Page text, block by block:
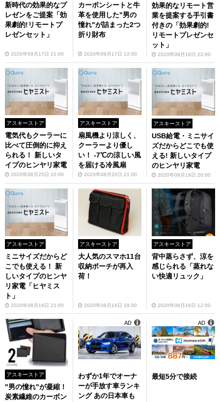
新時代の効果的なプ
レゼンをご提案「効
果劇的!リモートプ
レゼンセット」
2020年09月17日 21:00
カーボンシートと牛
革を使用した"男の
憧れ"が詰まった2つ
折り財布
2020年09月17日 12:00
効果的なリモート営
業を提案する手引書
付きの「効果劇的!
リモートプレゼンセ
ット」
2020年09月16日 22:00
アスキーストア
電気代もクーラーに
比べて圧倒的に抑え
られる！ 新しいタ
イプのヒンヤリ家電
2020年08月25日 10:00
アスキーストア
扇風機より涼しく、
クーラーより優し
い！ -7℃の涼しい風
を届ける冷風扇
2020年08月20日 21:00
アスキーストア
USB給電・ミニサイ
ズだからどこでも使
える! 新しいタイプ
のヒンヤリ家電
2020年08月19日 20:00
アスキーストア
ミニサイズだからど
こでも使える！ 新
しいタイプのヒンヤ
リ家電「ヒヤミス
ト」
2020年08月16日 21:00
アスキーストア
大人気のスマホ11台
収納ポーチが再入
荷！
2020年08月16日 18:00
アスキーストア
背中蒸らさず、涼を
感じられる「蒸れな
い快適リュック」
2020年08月16日 12:00
アスキーストア
"男の憧れ"が凝縮！
炭素繊維のカーボン
わずか1年でオーナ
ーが手放す車ランキ
ング あの日本車も
AD
最短5分で接続
AD